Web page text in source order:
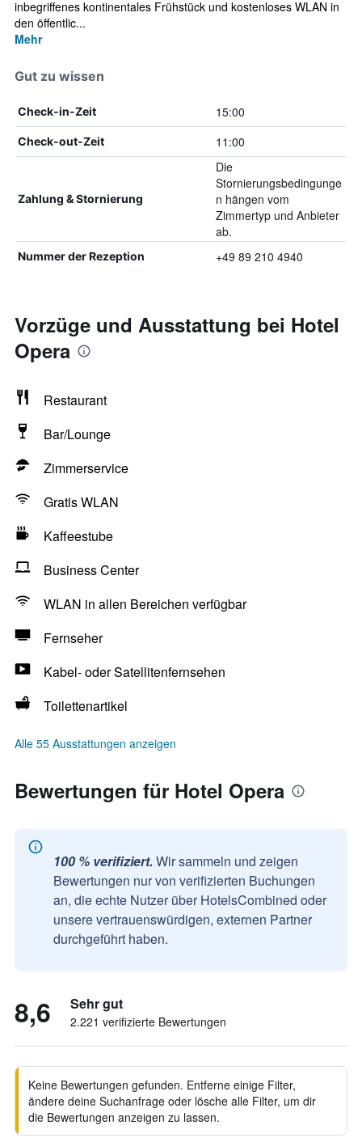
inbegriffenes kontinentales Frühstück und kostenloses WLAN in
den öffentlic...
Mehr
Gut zu wissen
Check-in-Zeit 15:00
Check-out-Zeit 11:00
Zahlung & Stornierung
Die
Stornierungsbedingunge
n hängen vom
Zimmertyp und Anbieter
ab.
Nummer der Rezeption +49 89 210 4940
Vorzüge und Ausstattung bei Hotel
Opera
Restaurant
Bar/Lounge
Zimmerservice
Gratis WLAN
Kaffeestube
Business Center
WLAN in allen Bereichen verfügbar
Fernseher
Kabel- oder Satellitenfernsehen
Toilettenartikel
Alle 55 Ausstattungen anzeigen
Bewertungen für Hotel Opera
100 % verifiziert. Wir sammeln und zeigen
Bewertungen nur von verifizierten Buchungen
an, die echte Nutzer über HotelsCombined oder
unsere vertrauenswürdigen, externen Partner
durchgeführt haben.
8,6 Sehr gut
2.221 verifizierte Bewertungen
Keine Bewertungen gefunden. Entferne einige Filter,
ändere deine Suchanfrage oder lösche alle Filter, um dir
die Bewertungen anzeigen zu lassen.